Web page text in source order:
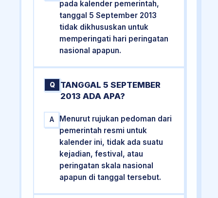
pada kalender pemerintah,
tanggal 5 September 2013
tidak dikhususkan untuk
memperingati hari peringatan
nasional apapun.
Q
TANGGAL 5 SEPTEMBER
2013 ADA APA?
A
Menurut rujukan pedoman dari
pemerintah resmi untuk
kalender ini, tidak ada suatu
kejadian, festival, atau
peringatan skala nasional
apapun di tanggal tersebut.